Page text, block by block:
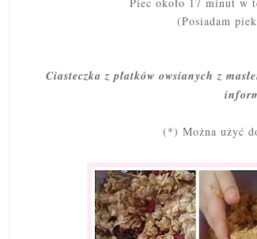
Piec około 17 minut w
(Posiadam
Ciasteczka z płatków owsianych z
(*) Można użyć